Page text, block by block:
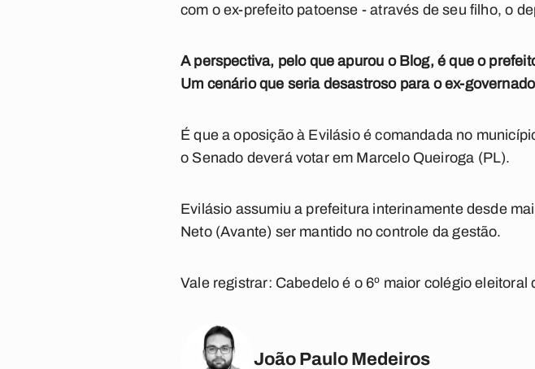
com o ex-prefeito patoense - através de seu filho, o
A perspectiva, pelo que apurou o Blog, é que o
Um cenário que seria desastroso para o ex-
É que a oposição à Evilásio é comandada no
o Senado deverá votar em Marcelo Queiroga (PL).
Evilásio assumiu a prefeitura interinamente desde
Neto (Avante) ser mantido no controle da gestão.
Vale registrar: Cabedelo é o 6º maior colégio
João Paulo Medeiros